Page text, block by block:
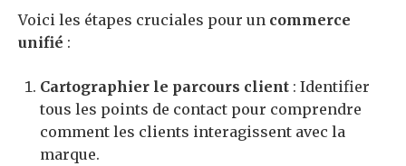
Voici les étapes cruciales pour un commerce
unifié :
Cartographier le parcours client : Identifier
tous les points de contact pour comprendre
comment les clients interagissent avec la
marque.